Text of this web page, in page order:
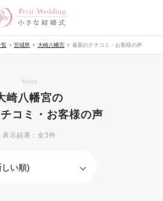
覧 宮城県 大崎八幡宮 最新のクチコミ・お客様の声
Voice
崎八幡宮の
コミ・お客様の声
表示結果：全3件